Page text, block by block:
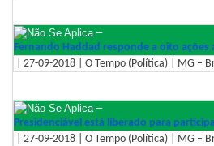
–
Fernando Haddad responde a oito ações
| 27-09-2018 | O Tempo (Política) | MG –
–
Presidenciável está liberado para
| 27-09-2018 | O Tempo (Política) | MG –